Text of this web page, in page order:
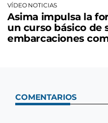
VÍDEO NOTICIAS
Asima impulsa la
un curso básico de
embarcaciones
COMENTARIOS